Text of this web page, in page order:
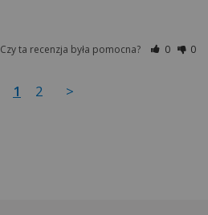
Czy ta recenzja była pomocna? 0 0
1 2 >